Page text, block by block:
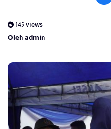
145 views
Oleh admin